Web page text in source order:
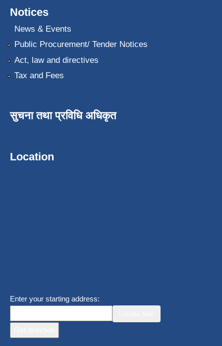
Notices
News & Events
Public Procurement/ Tender Notices
Act, law and directives
Tax and Fees
सुचना तथा प्रविधि अधिकृत
Location
Enter your starting address: